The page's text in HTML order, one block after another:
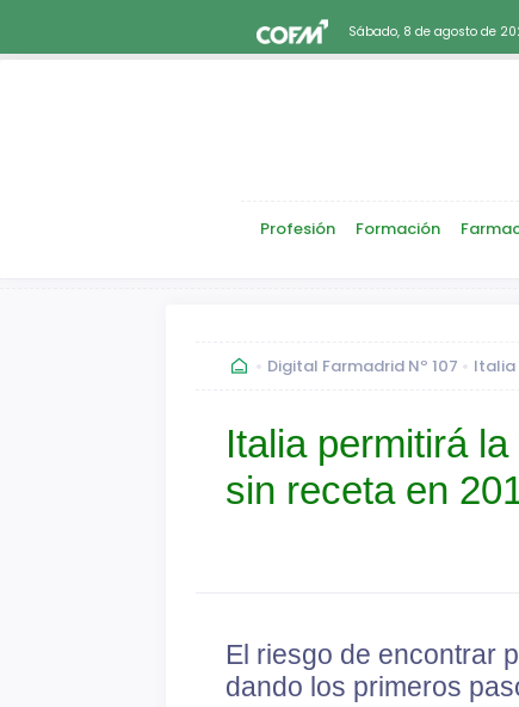
Sábado, 8 de agosto de
Profesión Formación
Digital Farmadrid Nº 107 Italia
Italia permitirá
sin receta en
El riesgo de encontrar
dando los primeros